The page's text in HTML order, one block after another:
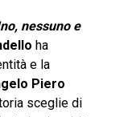
nessuno e
ha
e la
Piero
sceglie di